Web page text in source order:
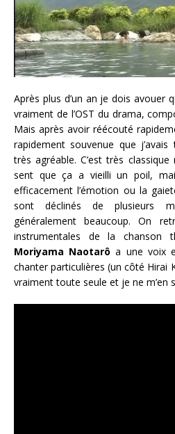
Après plus d’un an je dois avouer
vraiment de l’OST du drama,
Mais après avoir réécouté
rapidement souvenue que j’avais
très agréable. C’est très
sent que ça a vieilli un poil,
efficacement l’émotion ou la
sont déclinés de plusieurs
généralement beaucoup. On
instrumentales de la chanson
Moriyama Naotarô a une voix
chanter particulières (un côté Hirai
vraiment toute seule et je ne m’en